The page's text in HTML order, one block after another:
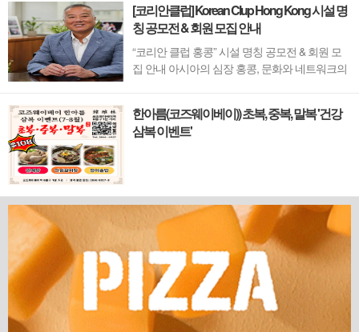
[코리안클럽] Korean Clup Hong Kong 시설 명
칭 공모전 & 회원 모집 안내
“코리안 클럽 홍콩” 시설 명칭 공모전 & 회원 모
집 안내 아시아의 심장 홍콩, 문화와 네트워크의
홍콩. 이 역동적인 글로벌 허브의 중심에서 한국
의 깊이 있는 문화유산과 세계적 감각을 잇는 새
한아름(코즈웨이베이)) 초복, 중복, 말복 '건강
삼복 이벤트'